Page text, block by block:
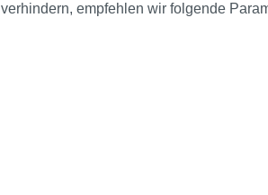
empfehlen wir folgende